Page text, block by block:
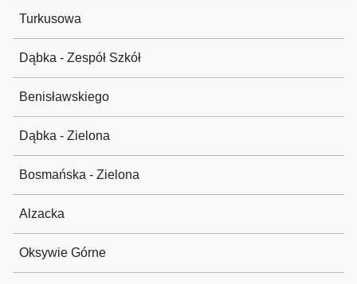
Turkusowa
Dąbka - Zespół Szkół
Benisławskiego
Dąbka - Zielona
Bosmańska - Zielona
Alzacka
Oksywie Górne